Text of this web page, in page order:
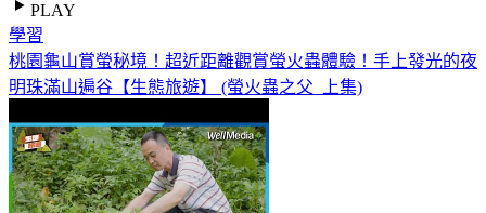
PLAY
學習
桃園龜山賞螢秘境！超近距離觀賞螢火蟲體驗！手上發光的夜
明珠滿山遍谷【生態旅遊】 (螢火蟲之父_上集)